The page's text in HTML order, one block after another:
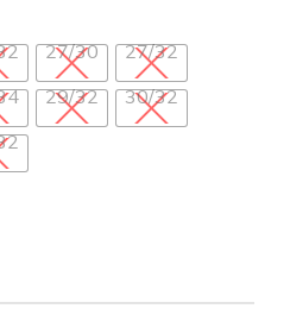
27/30
27/32
29/32
30/32